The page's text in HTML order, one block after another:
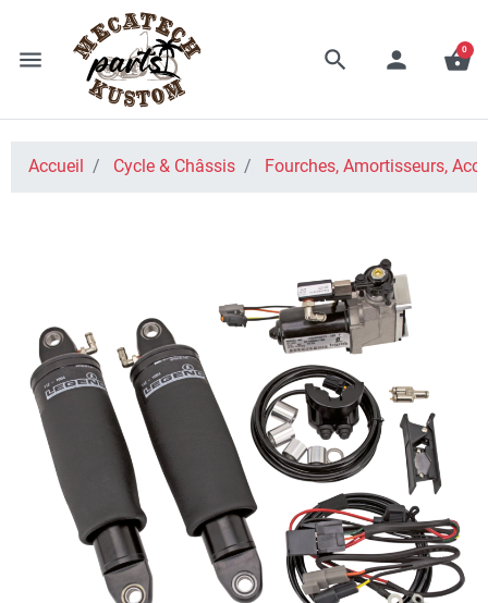
menu search person shopping_basket
0
Accueil Cycle & Châssis Fourches, Amortisseurs,